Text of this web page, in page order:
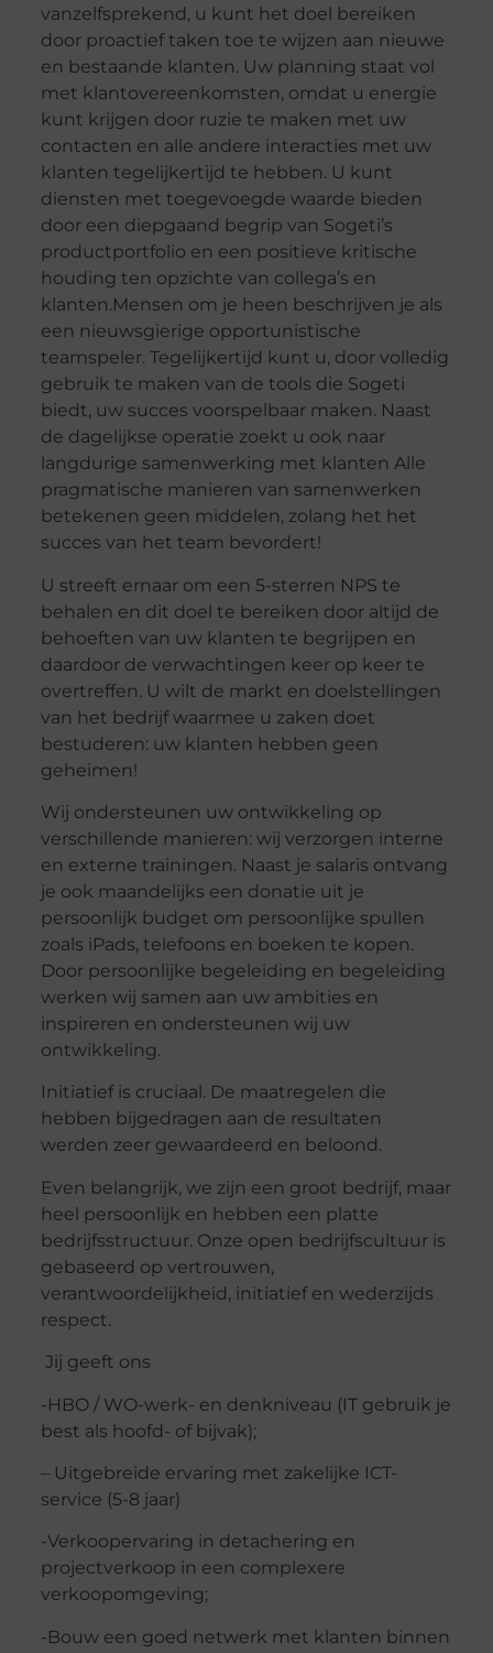
vanzelfsprekend, u kunt het doel bereiken
door proactief taken toe te wijzen aan nieuwe
en bestaande klanten. Uw planning staat vol
met klantovereenkomsten, omdat u energie
kunt krijgen door ruzie te maken met uw
contacten en alle andere interacties met uw
klanten tegelijkertijd te hebben. U kunt
diensten met toegevoegde waarde bieden
door een diepgaand begrip van Sogeti’s
productportfolio en een positieve kritische
houding ten opzichte van collega’s en
klanten.Mensen om je heen beschrijven je als
een nieuwsgierige opportunistische
teamspeler. Tegelijkertijd kunt u, door volledig
gebruik te maken van de tools die Sogeti
biedt, uw succes voorspelbaar maken. Naast
de dagelijkse operatie zoekt u ook naar
langdurige samenwerking met klanten Alle
pragmatische manieren van samenwerken
betekenen geen middelen, zolang het het
succes van het team bevordert!
U streeft ernaar om een ​​5-sterren NPS te
behalen en dit doel te bereiken door altijd de
behoeften van uw klanten te begrijpen en
daardoor de verwachtingen keer op keer te
overtreffen. U wilt de markt en doelstellingen
van het bedrijf waarmee u zaken doet
bestuderen: uw klanten hebben geen
geheimen!
Wij ondersteunen uw ontwikkeling op
verschillende manieren: wij verzorgen interne
en externe trainingen. Naast je salaris ontvang
je ook maandelijks een donatie uit je
persoonlijk budget om persoonlijke spullen
zoals iPads, telefoons en boeken te kopen.
Door persoonlijke begeleiding en begeleiding
werken wij samen aan uw ambities en
inspireren en ondersteunen wij uw
ontwikkeling.
Initiatief is cruciaal. De maatregelen die
hebben bijgedragen aan de resultaten
werden zeer gewaardeerd en beloond.
Even belangrijk, we zijn een groot bedrijf, maar
heel persoonlijk en hebben een platte
bedrijfsstructuur. Onze open bedrijfscultuur is
gebaseerd op vertrouwen,
verantwoordelijkheid, initiatief en wederzijds
respect.
Jij geeft ons
-HBO / WO-werk- en denkniveau (IT gebruik je
best als hoofd- of bijvak);
– Uitgebreide ervaring met zakelijke ICT-
service (5-8 jaar)
-Verkoopervaring in detachering en
projectverkoop in een complexere
verkoopomgeving;
-Bouw een goed netwerk met klanten binnen